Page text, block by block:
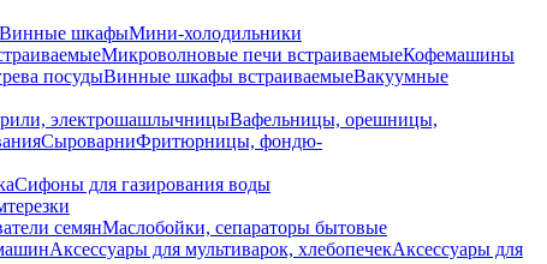
Винные шкафыМини-холодильники
Микроволновые печи встраиваемыеКофемашины
посудыВинные шкафы встраиваемыеВакуумные
электрошашлычницыВафельницы, орешницы,
СыроварниФритюрницы, фондю-
Сифоны для газирования воды
семянМаслобойки, сепараторы бытовые
Аксессуары для мультиварок, хлебопечекАксессуары для